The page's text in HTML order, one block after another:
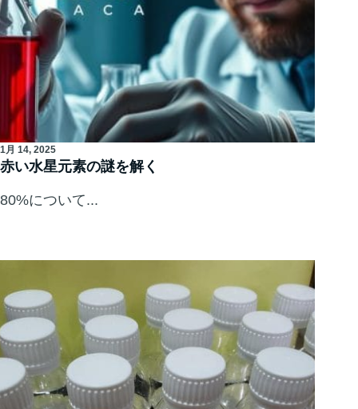
1月 14, 2025
赤い水星元素の謎を解く
80%について...